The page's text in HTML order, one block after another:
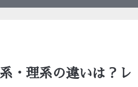
・理系の違いは？レ